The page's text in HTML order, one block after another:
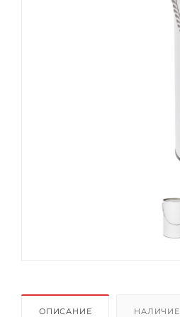
ОПИСАНИЕ НАЛИЧИЕ